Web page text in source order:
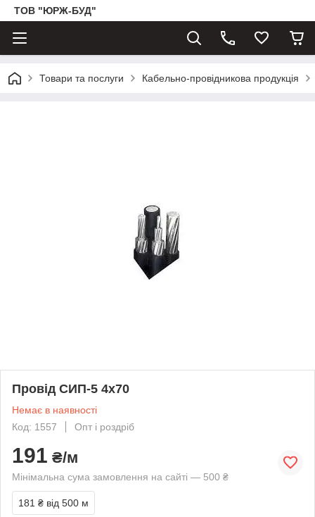
ТОВ "ЮРЖ-БУД"
Товари та послуги Кабельно-провідникова продукція
Провід СИП-5 4х70
Немає в наявності
Код: 1557
Опт і роздріб
191 ₴/м
Мінімальна сума замовлення на сайті — 500 ₴
181 ₴ від 500 м